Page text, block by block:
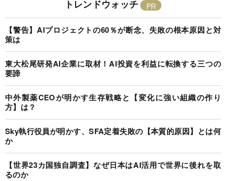
トレンドウォッチ
【警告】AIプロジェクトの60％が断念、失敗の根本原因と対
策は
東大松尾研発AI企業に取材！AI投資を利益に転換する三つの
要諦
中外製薬CEOが明かす生存戦略と【変化に強い組織の作り
方】は？
Sky執行役員が明かす、SFA定着失敗の【本質的原因】とは何
か
【世界23カ国独自調査】なぜ日本はAI活用で世界に後れを取
るのか